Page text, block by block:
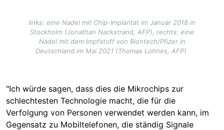
links: eine Nadel mit Chip-Implantat im Januar 2018 in
Stockholm (Jonathan Nackstrand, AFP), rechts: eine
Nadel mit dem Impfstoff von Biontech/Pfizer in
Deutschland im Mai 2021 (Thomas Lohnes, AFP)
"Ich würde sagen, dass dies die Mikrochips zur
schlechtesten Technologie macht, die für die
Verfolgung von Personen verwendet werden kann, im
Gegensatz zu Mobiltelefonen, die ständig Signale